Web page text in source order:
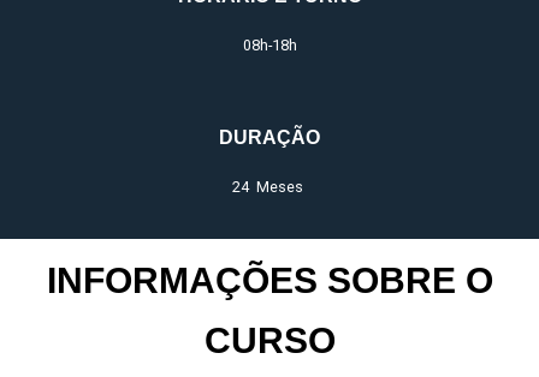
08h-18h
DURAÇÃO
24 Meses
INFORMAÇÕES SOBRE O
CURSO